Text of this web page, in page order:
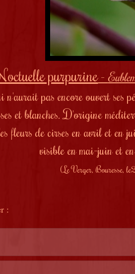
purpurine-
pas encore ouvert ses
et blanches. D'origine
fleurs de cirsesen avril et en
visible en mai-juin et
(Le Verger, Bouresse,
: